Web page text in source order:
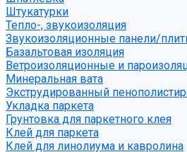
Штукатурки
Тепло-, звукоизоляция
Звукоизоляционные панели/
Базальтовая изоляция
Ветроизоляционные и
Минеральная вата
Экструдированный
Укладка паркета
Грунтовка для паркетного клея
Клей для паркета
Клей для линолиума и кавролина